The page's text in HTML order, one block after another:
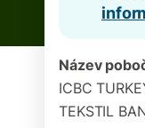
Název
ICBC
TEKSTIL